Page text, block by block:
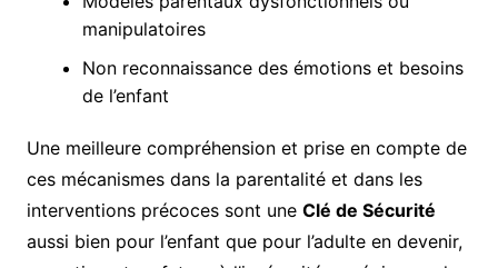
manipulatoires
Non reconnaissance des émotions et besoins
de l’enfant
Une meilleure compréhension et prise en compte de
ces mécanismes dans la parentalité et dans les
interventions précoces sont une Clé de Sécurité
aussi bien pour l’enfant que pour l’adulte en devenir,